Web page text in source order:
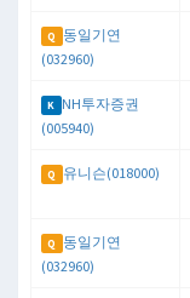
Q
동일기연
(032960)
K
NH투자증권
(005940)
Q 유니슨(018000)
Q
동일기연
(032960)